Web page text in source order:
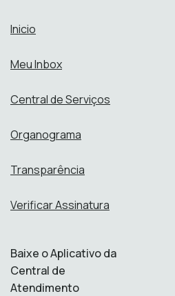
Inicio
Meu Inbox
Central de Serviços
Organograma
Transparência
Verificar Assinatura
Baixe o Aplicativo da
Central de
Atendimento